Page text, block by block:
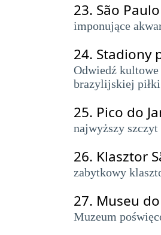
23. São
imponujące
24. Stadiony
Odwiedź
brazylijskiej
25. Pico do
najwyższy
26. Klasztor
zabytkowy
27. Museu
Muzeum